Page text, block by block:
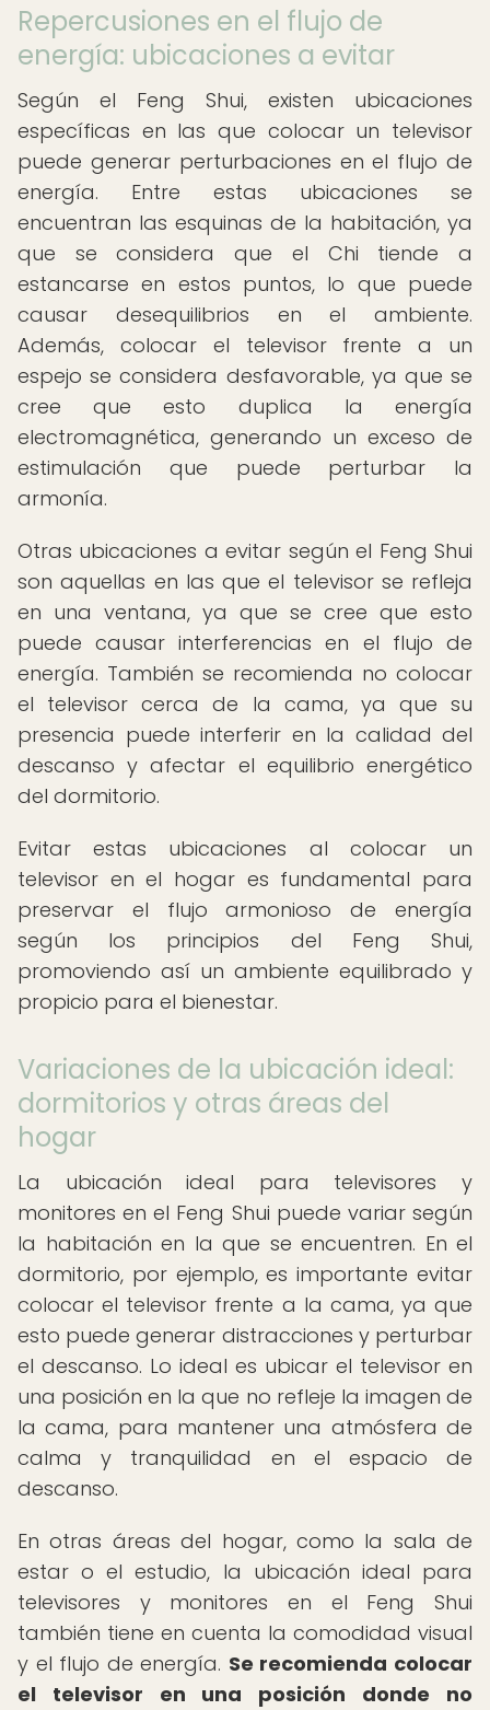
Repercusiones en el flujo de
energía: ubicaciones a evitar
Según el Feng Shui, existen ubicaciones
específicas en las que colocar un televisor
puede generar perturbaciones en el flujo de
energía. Entre estas ubicaciones se
encuentran las esquinas de la habitación, ya
que se considera que el Chi tiende a
estancarse en estos puntos, lo que puede
causar desequilibrios en el ambiente.
Además, colocar el televisor frente a un
espejo se considera desfavorable, ya que se
cree que esto duplica la energía
electromagnética, generando un exceso de
estimulación que puede perturbar la
armonía.
Otras ubicaciones a evitar según el Feng Shui
son aquellas en las que el televisor se refleja
en una ventana, ya que se cree que esto
puede causar interferencias en el flujo de
energía. También se recomienda no colocar
el televisor cerca de la cama, ya que su
presencia puede interferir en la calidad del
descanso y afectar el equilibrio energético
del dormitorio.
Evitar estas ubicaciones al colocar un
televisor en el hogar es fundamental para
preservar el flujo armonioso de energía
según los principios del Feng Shui,
promoviendo así un ambiente equilibrado y
propicio para el bienestar.
Variaciones de la ubicación ideal:
dormitorios y otras áreas del
hogar
La ubicación ideal para televisores y
monitores en el Feng Shui puede variar según
la habitación en la que se encuentren. En el
dormitorio, por ejemplo, es importante evitar
colocar el televisor frente a la cama, ya que
esto puede generar distracciones y perturbar
el descanso. Lo ideal es ubicar el televisor en
una posición en la que no refleje la imagen de
la cama, para mantener una atmósfera de
calma y tranquilidad en el espacio de
descanso.
En otras áreas del hogar, como la sala de
estar o el estudio, la ubicación ideal para
televisores y monitores en el Feng Shui
también tiene en cuenta la comodidad visual
y el flujo de energía. Se recomienda colocar
el televisor en una posición donde no